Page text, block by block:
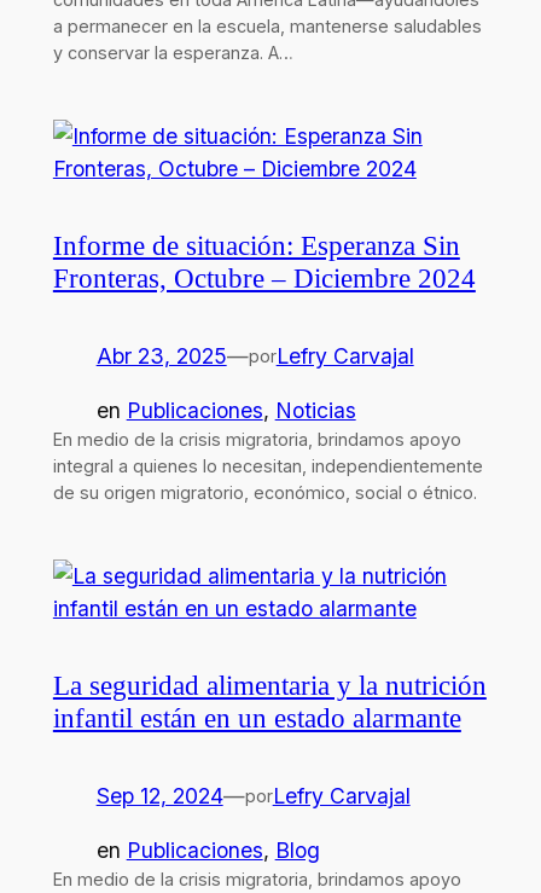
a permanecer en la escuela, mantenerse saludables
y conservar la esperanza. A…
Informe de situación: Esperanza Sin
Fronteras, Octubre – Diciembre 2024
Abr 23, 2025—porLefry Carvajal
en Publicaciones, Noticias
En medio de la crisis migratoria, brindamos apoyo
integral a quienes lo necesitan, independientemente
de su origen migratorio, económico, social o étnico.
La seguridad alimentaria y la nutrición
infantil están en un estado alarmante
Sep 12, 2024—porLefry Carvajal
en Publicaciones, Blog
En medio de la crisis migratoria, brindamos apoyo